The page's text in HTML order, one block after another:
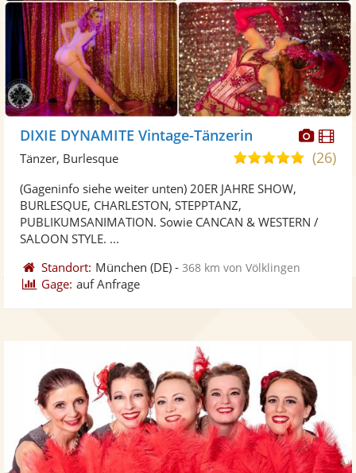
DIXIE DYNAMITE Vintage-Tänzerin
5,0
Sternen
(26)
Tänzer, Burlesque
(Gageninfo siehe weiter unten) 20ER JAHRE SHOW,
BURLESQUE, CHARLESTON, STEPPTANZ,
PUBLIKUMSANIMATION. Sowie CANCAN & WESTERN /
SALOON STYLE. ...
Standort: München (DE) -368 km von Völklingen
Gage: auf Anfrage